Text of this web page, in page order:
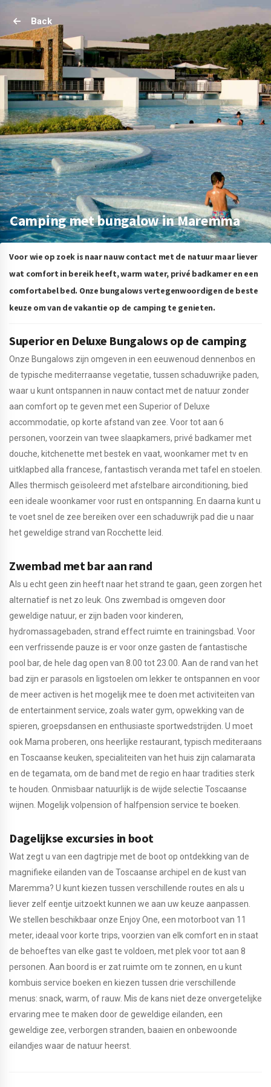
Back
Camping met bungalow in Maremma
Voor wie op zoek is naar nauw contact met de natuur maar liever
wat comfort in bereik heeft, warm water, privé badkamer en een
comfortabel bed. Onze bungalows vertegenwoordigen de beste
keuze om van de vakantie op de camping te genieten.
Superior en Deluxe Bungalows op de camping
Onze Bungalows zijn omgeven in een eeuwenoud dennenbos en
de typische mediterraanse vegetatie, tussen schaduwrijke paden,
waar u kunt ontspannen in nauw contact met de natuur zonder
aan comfort op te geven met een Superior of Deluxe
accommodatie, op korte afstand van zee. Voor tot aan 6
personen, voorzein van twee slaapkamers, privé badkamer met
douche, kitchenette met bestek en vaat, woonkamer met tv en
uitklapbed alla francese, fantastisch veranda met tafel en stoelen.
Alles thermisch geïsoleerd met afstelbare airconditioning, bied
een ideale woonkamer voor rust en ontspanning. En daarna kunt u
te voet snel de zee bereiken over een schaduwrijk pad die u naar
het geweldige strand van Rocchette leid.
Zwembad met bar aan rand
Als u echt geen zin heeft naar het strand te gaan, geen zorgen het
alternatief is net zo leuk. Ons zwembad is omgeven door
geweldige natuur, er zijn baden voor kinderen,
hydromassagebaden, strand effect ruimte en trainingsbad. Voor
een verfrissende pauze is er voor onze gasten de fantastische
pool bar, de hele dag open van 8.00 tot 23.00. Aan de rand van het
bad zijn er parasols en ligstoelen om lekker te ontspannen en voor
de meer activen is het mogelijk mee te doen met activiteiten van
de entertainment service, zoals water gym, opwekking van de
spieren, groepsdansen en enthusiaste sportwedstrijden. U moet
ook Mama proberen, ons heerlijke restaurant, typisch mediteraans
en Toscaanse keuken, specialiteiten van het huis zijn calamarata
en de tegamata, om de band met de regio en haar tradities sterk
te houden. Onmisbaar natuurlijk is de wijde selectie Toscaanse
wijnen. Mogelijk volpension of halfpension service te boeken.
Dagelijkse excursies in boot
Wat zegt u van een dagtripje met de boot op ontdekking van de
magnifieke eilanden van de Toscaanse archipel en de kust van
Maremma? U kunt kiezen tussen verschillende routes en als u
liever zelf eentje uitzoekt kunnen we aan uw keuze aanpassen.
We stellen beschikbaar onze Enjoy One, een motorboot van 11
meter, ideaal voor korte trips, voorzien van elk comfort en in staat
de behoeftes van elke gast te voldoen, met plek voor tot aan 8
personen. Aan boord is er zat ruimte om te zonnen, en u kunt
kombuis service boeken en kiezen tussen drie verschillende
menus: snack, warm, of rauw. Mis de kans niet deze onvergetelijke
ervaring mee te maken door de geweldige eilanden, een
geweldige zee, verborgen stranden, baaien en onbewoonde
eilandjes waar de natuur heerst.